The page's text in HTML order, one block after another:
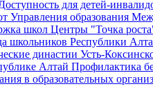
для детей-
Управления образования
школ Центры "Точка
школьников Республики
династии Усть-
Алтай Профилактика
в образовательных